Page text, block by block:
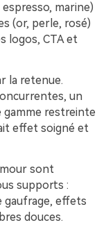
marine)
(or, perle, rosé)
logos, CTA et
la retenue.
un
gamme restreinte
effet soigné et
sont
supports :
gaufrage, effets
douces.